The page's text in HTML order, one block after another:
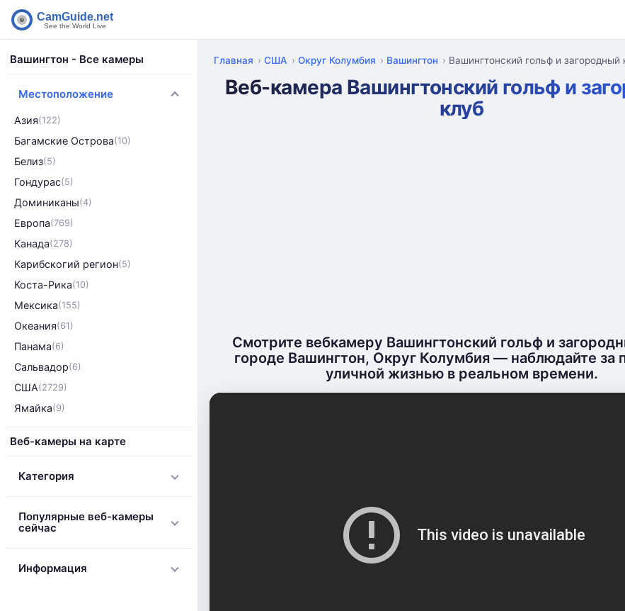
Вашингтон - Все камеры
Местоположение
Азия(122)
Багамские Острова(10)
Белиз(5)
Гондурас(5)
Доминиканы(4)
Европа(769)
Канада(278)
Карибскогий регион(5)
Коста-Рика(10)
Мексика(155)
Океания(61)
Панама(6)
Сальвадор(6)
США(2729)
Ямайка(9)
Веб-камеры на карте
Категория
Популярные веб-камеры
сейчас
Информация
Главная США Округ Колумбия Вашингтон Вашингтонский гольф и загородный
Веб-камера Вашингтонский гольф и
клуб
Смотрите вебкамеру Вашингтонский гольф и
городе Вашингтон, Округ Колумбия — наблюдайте за
уличной жизнью в реальном времени.